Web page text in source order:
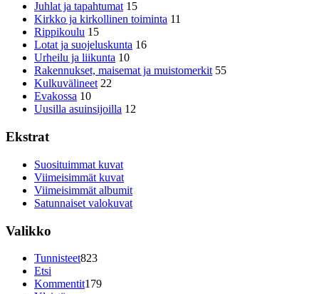
Juhlat ja tapahtumat 15
Kirkko ja kirkollinen toiminta 11
Rippikoulu 15
Lotat ja suojeluskunta 16
Urheilu ja liikunta 10
Rakennukset, maisemat ja muistomerkit 55
Kulkuvälineet 22
Evakossa 10
Uusilla asuinsijoilla 12
Ekstrat
Suosituimmat kuvat
Viimeisimmät kuvat
Viimeisimmät albumit
Satunnaiset valokuvat
Valikko
Tunnisteet823
Etsi
Kommentit179